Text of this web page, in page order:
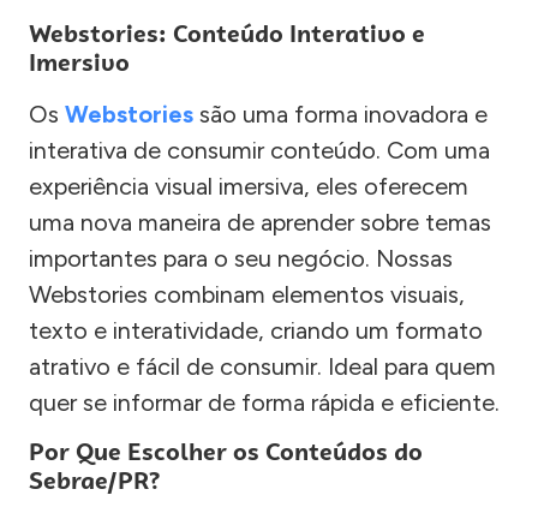
Webstories: Conteúdo Interativo e
Imersivo
Os Webstories são uma forma inovadora e
interativa de consumir conteúdo. Com uma
experiência visual imersiva, eles oferecem
uma nova maneira de aprender sobre temas
importantes para o seu negócio. Nossas
Webstories combinam elementos visuais,
texto e interatividade, criando um formato
atrativo e fácil de consumir. Ideal para quem
quer se informar de forma rápida e eficiente.
Por Que Escolher os Conteúdos do
Sebrae/PR?